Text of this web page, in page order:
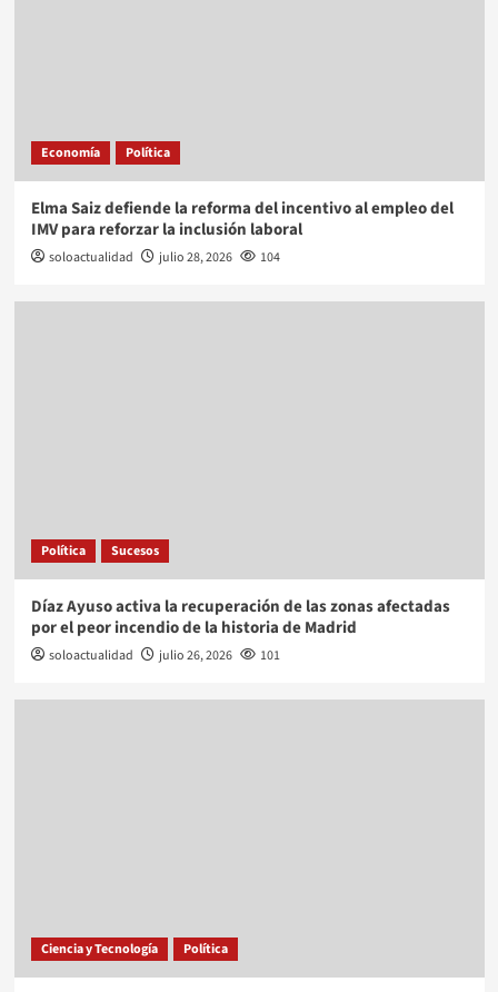
Economía Política
Elma Saiz defiende la reforma del incentivo al empleo del
IMV para reforzar la inclusión laboral
soloactualidad julio 28, 2026 104
Política Sucesos
Díaz Ayuso activa la recuperación de las zonas afectadas
por el peor incendio de la historia de Madrid
soloactualidad julio 26, 2026 101
Ciencia y Tecnología Política